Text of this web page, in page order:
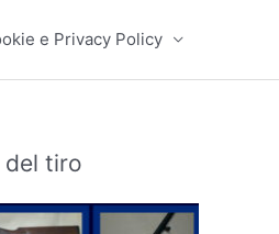
e Privacy Policy
del tiro